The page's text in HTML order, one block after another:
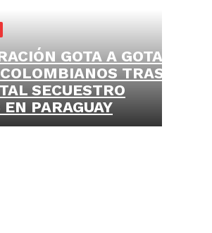
GOTA A GOTA
TRAS
SECUESTRO
EN PARAGUAY